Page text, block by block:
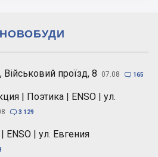
проїзд, 8 07.08  165
| Поэтика | ENSO | ул.
 3 129
| ул. Евгения